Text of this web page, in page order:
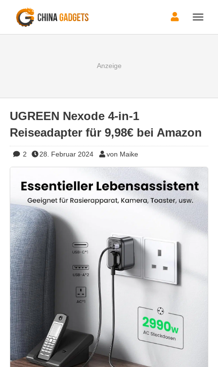
Toggle
UGREEN Nexode 4-in-1
Reiseadapter für 9,98€ bei Amazon
2 28. Februar 2024 von Maike